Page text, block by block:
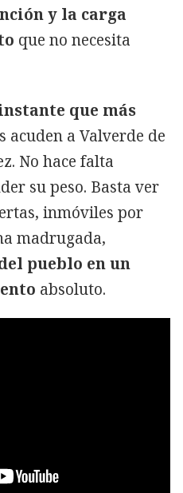
y la carga
que no necesita
que más
acuden a Valverde de
No hace falta
su peso. Basta ver
inmóviles por
madrugada,
pueblo en un
absoluto.